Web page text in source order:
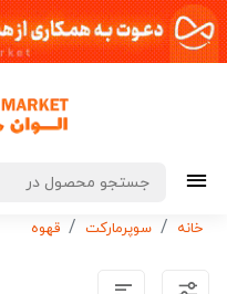
خانه سوپرمارکت قهوه